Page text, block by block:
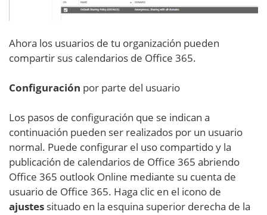
Ahora los usuarios de tu organización pueden
compartir sus calendarios de Office 365.
Configuración por parte del usuario
Los pasos de configuración que se indican a
continuación pueden ser realizados por un usuario
normal. Puede configurar el uso compartido y la
publicación de calendarios de Office 365 abriendo
Office 365 outlook Online mediante su cuenta de
usuario de Office 365. Haga clic en el icono de
ajustes situado en la esquina superior derecha de la